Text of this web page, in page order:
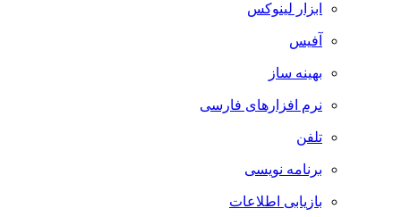
ابزار لینوکس
آفیس
بهینه ساز
نرم افزارهای فارسی
تلفن
برنامه نویسی
بازیابی اطلاعات